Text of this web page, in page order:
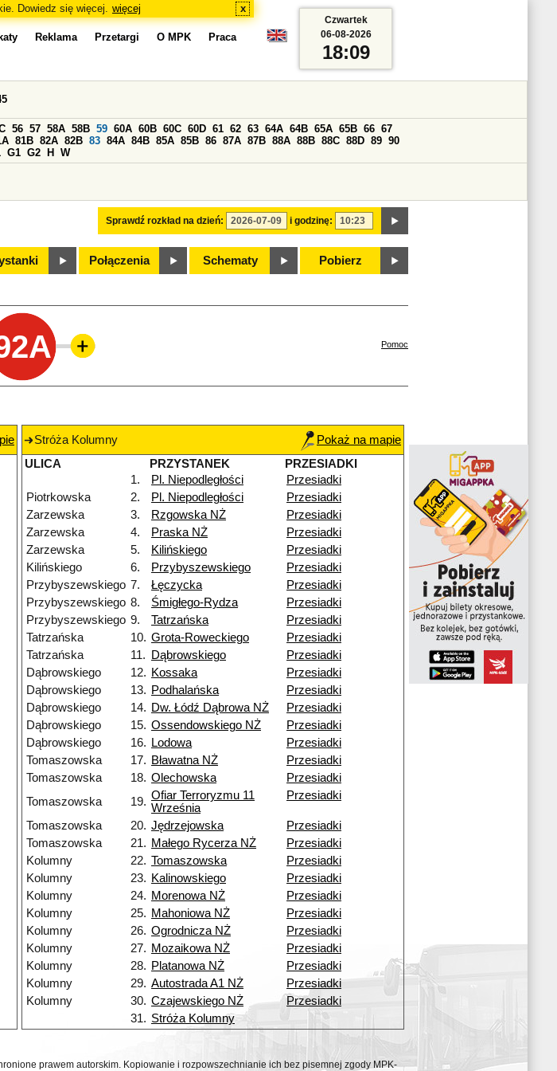
Dowiedz się więcej. więcej x
Reklama Przetargi O MPK Praca
Sprawdź rozkład na dzień: i godzinę:
56 57 58A 58B 59 60A 60B 60C 60D 61 62 63 64A 64B 65A 65B 66 67
81B 82A 82B 83 84A 84B 85A 85B 86 87A 87B 88A 88B 88C 88D 89 90
G1 G2 H W
Połączenia Schematy Pobierz
Czwartek
06-08-2026
18:09
Pomoc
Stróża Kolumny
Pokaż na mapie
ULICA
PRZYSTANEK
PRZESIADKI
1.
Pl. Niepodległości
Przesiadki
Piotrkowska
2. Pl. Niepodległości
Przesiadki
Zarzewska
3. Rzgowska NŻ
Przesiadki
Zarzewska
4. Praska NŻ
Przesiadki
Zarzewska
5. Kilińskiego
Przesiadki
Kilińskiego
6. Przybyszewskiego
Przesiadki
Przybyszewskiego 7. Łęczycka
Przesiadki
Przybyszewskiego 8. Śmigłego-Rydza
Przesiadki
Przybyszewskiego 9. Tatrzańska
Przesiadki
Tatrzańska
10. Grota-Roweckiego
Przesiadki
Tatrzańska
11. Dąbrowskiego
Przesiadki
Dąbrowskiego
12. Kossaka
Przesiadki
Dąbrowskiego
13. Podhalańska
Przesiadki
Dąbrowskiego
14. Dw. Łódź Dąbrowa NŻ
Przesiadki
Dąbrowskiego
15. Ossendowskiego NŻ
Przesiadki
Dąbrowskiego
16. Lodowa
Przesiadki
Tomaszowska
17. Bławatna NŻ
Przesiadki
Tomaszowska
18. Olechowska
Przesiadki
Tomaszowska
19. Ofiar Terroryzmu 11
Września
Przesiadki
Tomaszowska 20. Jędrzejowska
Przesiadki
Tomaszowska
21. Małego Rycerza NŻ
Przesiadki
Kolumny
22. Tomaszowska
Przesiadki
Kolumny
23. Kalinowskiego
Przesiadki
Kolumny
24. Morenowa NŻ
Przesiadki
Kolumny
25. Mahoniowa NŻ
Przesiadki
Kolumny
26. Ogrodnicza NŻ
Przesiadki
Kolumny
27. Mozaikowa NŻ
Przesiadki
Kolumny
28. Platanowa NŻ
Przesiadki
Kolumny
29. Autostrada A1 NŻ
Przesiadki
Kolumny
30. Czajewskiego NŻ
Przesiadki
31. Stróża Kolumny
prawem autorskim. Kopiowanie i rozpowszechnianie ich bez pisemnej zgody MPK-